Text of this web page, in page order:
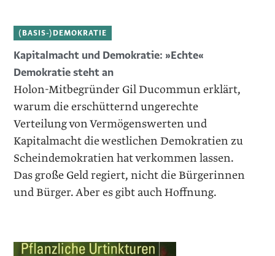
(BASIS-)DEMOKRATIE
Kapitalmacht und Demokratie: »Echte«
Demokratie steht an
Holon-Mitbegründer Gil Ducommun erklärt,
warum die erschütternd ungerechte
Verteilung von Vermögenswerten und
Kapitalmacht die westlichen Demokratien zu
Scheindemokratien hat verkommen lassen.
Das große Geld regiert, nicht die Bürgerinnen
und Bürger. Aber es gibt auch Hoffnung.